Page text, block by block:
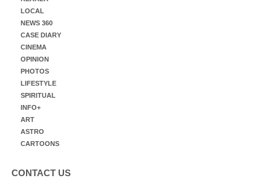
LOCAL
NEWS 360
CASE DIARY
CINEMA
OPINION
PHOTOS
LIFESTYLE
SPIRITUAL
INFO+
ART
ASTRO
CARTOONS
CONTACT US